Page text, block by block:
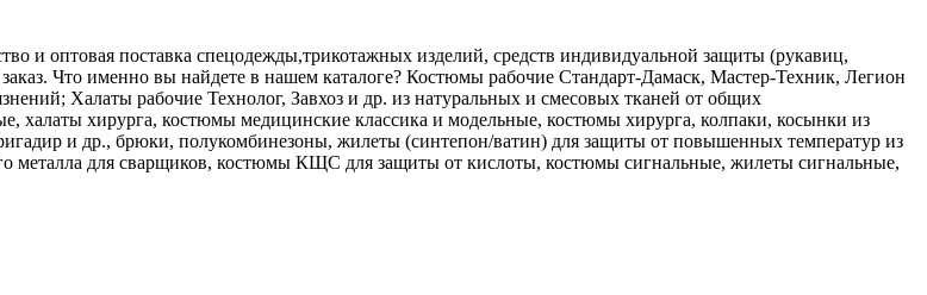
оптовая поставка спецодежды,трикотажных изделий, средств индивидуальной защиты (рукавиц,
Что именно вы найдете в нашем каталоге? Костюмы рабочие Стандарт-Дамаск, Мастер-Техник, Легион
Халаты рабочие Технолог, Завхоз и др. из натуральных и смесовых тканей от общих
халаты хирурга, костюмы медицинские классика и модельные, костюмы хирурга, колпаки, косынки из
и др., брюки, полукомбинезоны, жилеты (синтепон/ватин) для защиты от повышенных температур из
металла для сварщиков, костюмы КЩС для защиты от кислоты, костюмы сигнальные, жилеты сигнальные,